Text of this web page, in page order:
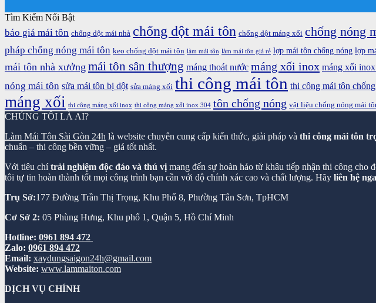
Tìm Kiếm Nổi Bật
báo giá mái tôn chống dột mái nhà chống dột mái tôn chống dột máng xối chống nóng
pháp chống nóng mái tôn keo chống dột mái tôn làm mái tôn làm mái tôn giá rẻ lợp mái tôn chống nóng lợp
mái tôn nhà xưởng mái tôn sân thượng máng thoát nước máng xối inox máng xối
nóng mái tôn sửa mái tôn bị dột sửa máng xối thi công mái tôn thi công mái tôn
máng xối thi công máng xối inox thi công máng xối inox 304 tôn chống nóng vật liệu chống nóng mái
CHÚNG TÔI LÀ AI?
Làm Mái Tôn Sài Gòn 24h là website chuyên cung cấp kiến thức, giải pháp và thi công mái tôn
chuẩn – thi công bền vững – giá tốt nhất.
Với tiêu chítrải nghiệm độc đáo và thú vị mang đến sự hoàn hảo từ khâu tiếp nhận thi công cho
tôi tự tin hoàn thành tốt mọi công trình bạn cần với độ chính xác cao và chất lượng. Hãy liên hệ
Trụ Sở:177 Đường Trần Thị Trọng, Khu Phố 8, Phường Tân Sơn, TpHCM
Cơ Sở 2: 05 Phùng Hưng, Khu phố 1, Quận 5, Hồ Chí Minh
Hotline: 0961 894 472
Zalo: 0961 894 472
Email: xaydungsaigon24h@gmail.com
Website: www.lammaiton.com
DỊCH VỤ CHÍNH